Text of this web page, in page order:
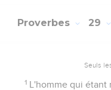
Proverbes 29
Seuls
1 L'homme qui étant